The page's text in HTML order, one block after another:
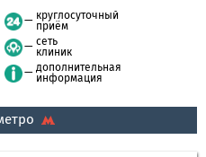
круглосуточный
приём
сеть
клиник
дополнительная
информация